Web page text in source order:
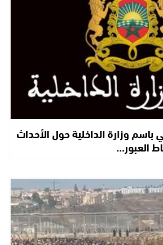
وزارة الداخلية حول الأحداث
العبور…